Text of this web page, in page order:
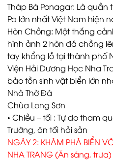
Tháp Bà Ponagar: Là
Pa lớn nhất Việt Nam hiện
Hòn Chồng: Một thắng
hình ảnh 2 hòn đá chồng
tay khổng lồ tại thành phố
Viện Hải Dương Học Nha
bảo tồn sinh vật biển lớn
Nhà Thờ Đá
Chùa Long Sơn
• Chiều – tối : Tự do tham
Trường, ăn tối hải sản
NGÀY 2: KHÁM PHÁ BIỂN
NHA TRANG (Ăn sáng, trưa)